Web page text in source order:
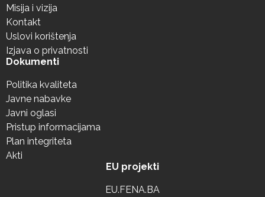
Misija i vizija
Kontakt
Uslovi korištenja
Izjava o privatnosti
Dokumenti
Politika kvaliteta
Javne nabavke
Javni oglasi
Pristup informacijama
Plan integriteta
Akti
EU projekti
EU.FENA.BA